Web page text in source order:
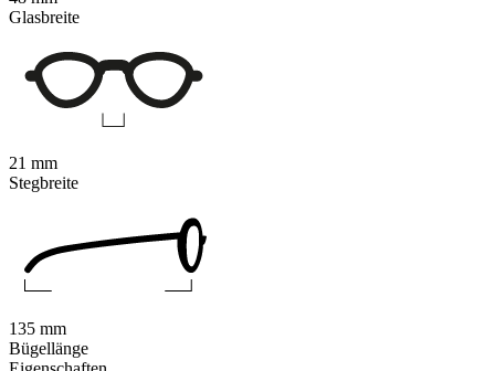
Glasbreite
21 mm
Stegbreite
135 mm
Bügellänge